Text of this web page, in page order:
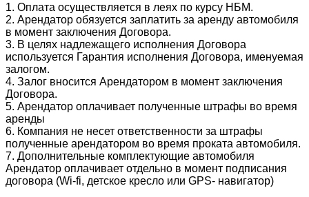
1. Оплата осуществляется в леях по курсу НБМ.
2. Арендатор обязуется заплатить за аренду автомобиля
в момент заключения Договора.
3. В целях надлежащего исполнения Договора
используется Гарантия исполнения Договора, именуемая
залогом.
4. Залог вносится Арендатором в момент заключения
Договора.
5. Арендатор оплачивает полученные штрафы во время
аренды
6. Компания не несет ответственности за штрафы
полученные арендатором во время проката автомобиля.
7. Дополнительные комплектующие автомобиля
Арендатор оплачивает отдельно в момент подписания
договора (Wi-fi, детское кресло или GPS- навигатор)